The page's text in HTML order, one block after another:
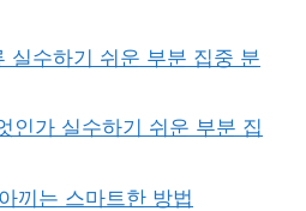
실수하기 쉬운 부분 집중 분
인가 실수하기 쉬운 부분 집
끼는 스마트한 방법